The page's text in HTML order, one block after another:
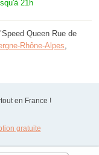
21h
Queen Rue de
Rhône-Alpes
en France !
gratuite